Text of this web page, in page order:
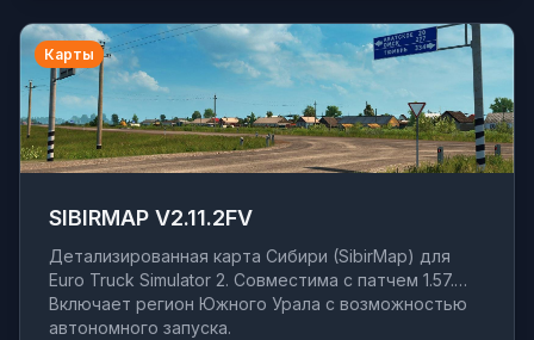
Карты
SIBIRMAP V2.11.2FV
Детализированная карта Сибири (SibirMap) для
Euro Truck Simulator 2. Совместима с патчем 1.57.
Включает регион Южного Урала с возможностью
автономного запуска.